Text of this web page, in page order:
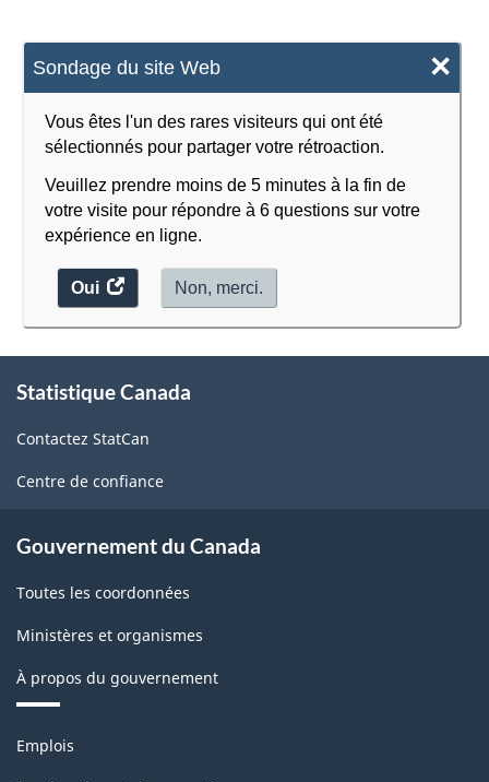
Sondage du site Web ×
Vous êtes l'un des rares visiteurs qui ont été
sélectionnés pour partager votre rétroaction.
Veuillez prendre moins de 5 minutes à la fin de
votre visite pour répondre à 6 questions sur votre
expérience en ligne.
Oui
accéder
au
Non, merci.
propos
ce
site
Statistique Canada
Contactez StatCan
Centre de confiance
Gouvernement du Canada
Toutes les coordonnées
Ministères et organismes
À propos du gouvernement
Thèmes
Emplois